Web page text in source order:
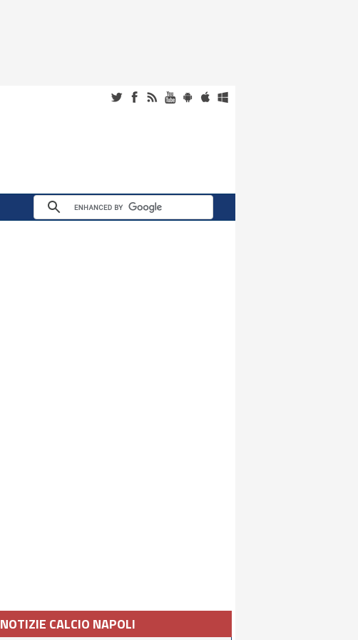
NOTIZIE CALCIO NAPOLI